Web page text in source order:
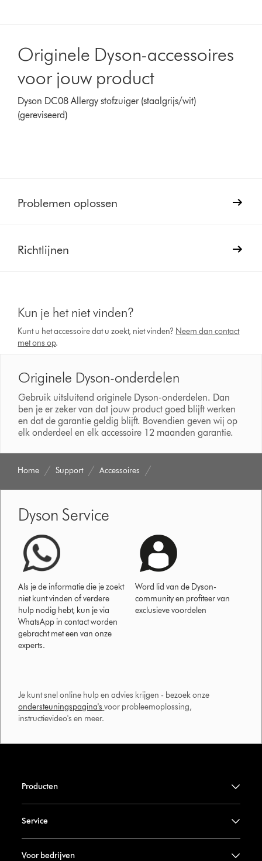
Originele Dyson-accessoires
voor jouw product
Dyson DC08 Allergy stofzuiger (staalgrijs/wit)
(gereviseerd)
Problemen oplossen
Richtlijnen
Kun je het niet vinden?
Kunt u het accessoire dat u zoekt, niet vinden? Neem dan contact
met ons op.
Originele Dyson-onderdelen
Gebruik uitsluitend originele Dyson-onderdelen. Dan
ben je er zeker van dat jouw product goed blijft werken
en dat de garantie geldig blijft. Bovendien geven wij op
elk onderdeel en elk accessoire 12 maanden garantie.
Home Support Accessoires
Dyson Service
Als je de informatie die je zoekt
niet kunt vinden of verdere
hulp nodig hebt, kun je via
WhatsApp in contact worden
gebracht met een van onze
experts.
Word lid van de Dyson-
community en profiteer van
exclusieve voordelen
Je kunt snel online hulp en advies krijgen - bezoek onze
ondersteuningspagina's voor probleemoplossing,
instructievideo's en meer.
Producten
Service
Voor bedrijven